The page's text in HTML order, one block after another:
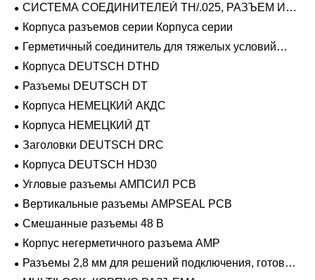
СИСТЕМА СОЕДИНИТЕЛЕЙ TH/.025, РАЗЪЕМ И
ВКЛАДЫШ
Корпуса разъемов серии Корпуса серии
Герметичный соединитель для тяжелых условий
эксплуатации Фиксирующие направляющие серии
Корпуса DEUTSCH DTHD
Разъемы DEUTSCH DT
Корпуса НЕМЕЦКИЙ АКДС
Корпуса НЕМЕЦКИЙ ДТ
Заголовки DEUTSCH DRC
Корпуса DEUTSCH HD30
Угловые разъемы АМПСИЛ PCB
Вертикальные разъемы AMPSEAL PCB
Смешанные разъемы 48 В
Корпус негерметичного разъема AMP
Разъемы 2,8 мм для решений подключения, готовых
к напряжению 48 В